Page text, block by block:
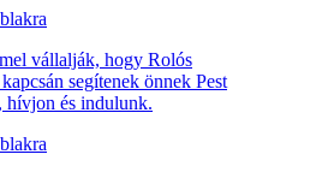
vállalják, hogy Rolós
segítenek önnek Pest
hívjon és indulunk.